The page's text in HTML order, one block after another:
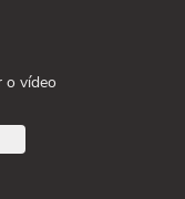
o vídeo